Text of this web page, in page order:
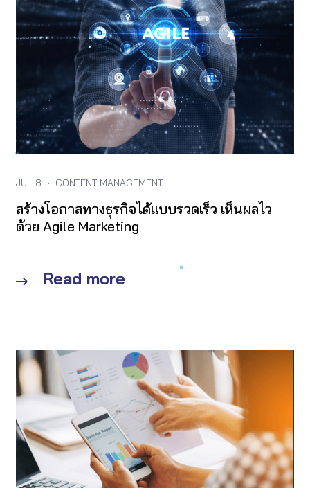
JUL 8 • CONTENT MANAGEMENT
สร้างโอกาสทางธุรกิจได้แบบรวดเร็ว เห็นผลไว
ด้วย Agile Marketing
Read more